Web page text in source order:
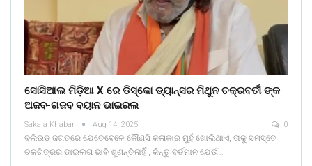
ସୋସିଆଲ ମିଡ଼ିଆ X ରେ ଡିସ୍କୋ ଡ୍ୟାନ୍ସର ମିଥୁନ ଚକ୍ରବର୍ତୀ ଙ୍କ
ଅଜବ-ଗଜବ ବୟାନ ଭାଇରଲ
Sakala Khabar Aug 14, 2025 0
ବଲିଉଡ ଜଗତରେ ଯେତେବେଳେ କୌଣସି କଳାକାର ମୁହଁ ଖୋଲିଥାଏ, ତାକୁ ସମସ୍ତେ
ଚଳଚିତ୍ରର ଡାଇଲଗ ଭାବି ଶୁଣନ୍ତିନାହିଁ , କିନ୍ତୁ ବର୍ତମାନ ଯେଉଁ…